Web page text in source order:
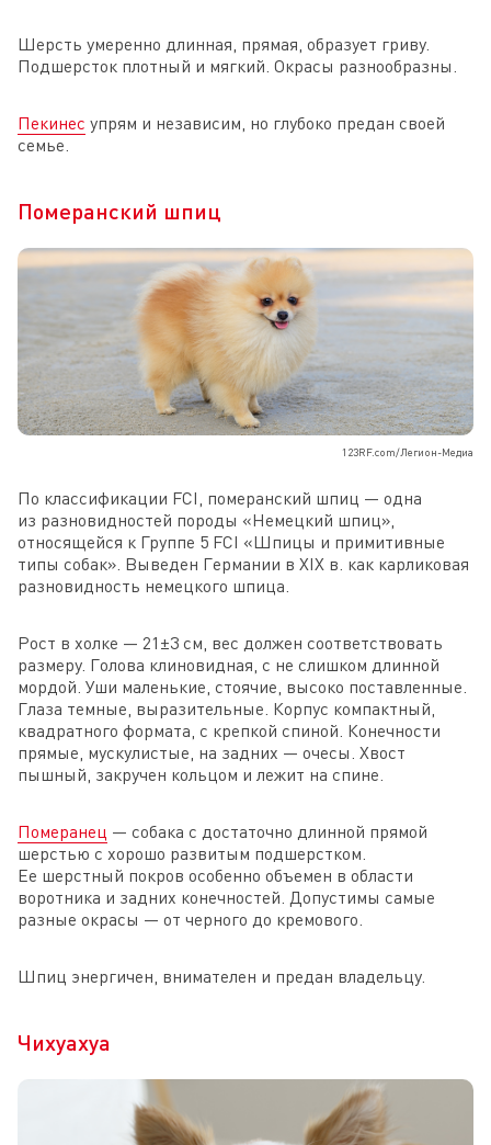
Шерсть умеренно длинная, прямая, образует гриву.
Подшерсток плотный и мягкий. Окрасы разнообразны.
Пекинес упрям и независим, но глубоко предан своей
семье.
Померанский шпиц
123RF.com/Легион-Медиа
По классификации FCI, померанский шпиц — одна
из разновидностей породы «Немецкий шпиц»,
относящейся к Группе 5 FCI «Шпицы и примитивные
типы собак». Выведен Германии в XIX в. как карликовая
разновидность немецкого шпица.
Рост в холке — 21±3 см, вес должен соответствовать
размеру. Голова клиновидная, с не слишком длинной
мордой. Уши маленькие, стоячие, высоко поставленные.
Глаза темные, выразительные. Корпус компактный,
квадратного формата, с крепкой спиной. Конечности
прямые, мускулистые, на задних — очесы. Хвост
пышный, закручен кольцом и лежит на спине.
Померанец — собака с достаточно длинной прямой
шерстью с хорошо развитым подшерстком.
Ее шерстный покров особенно объемен в области
воротника и задних конечностей. Допустимы самые
разные окрасы — от черного до кремового.
Шпиц энергичен, внимателен и предан владельцу.
Чихуахуа